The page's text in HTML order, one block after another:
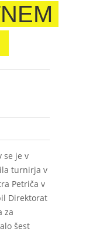
se je v
turnirja v
Petriča v
Direktorat
za
šest